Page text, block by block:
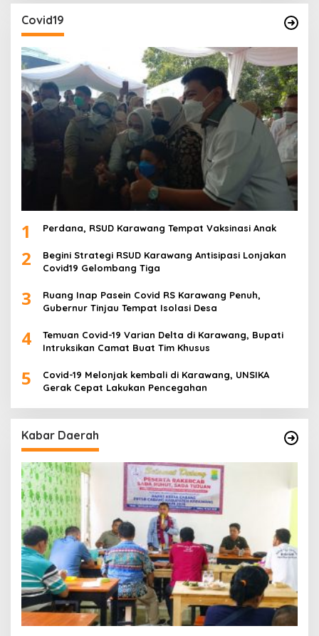
Covid19
1 Perdana, RSUD Karawang Tempat Vaksinasi Anak
2
Begini Strategi RSUD Karawang Antisipasi Lonjakan
Covid19 Gelombang Tiga
3
Ruang Inap Pasein Covid RS Karawang Penuh,
Gubernur Tinjau Tempat Isolasi Desa
4
Temuan Covid-19 Varian Delta di Karawang, Bupati
Intruksikan Camat Buat Tim Khusus
5
Covid-19 Melonjak kembali di Karawang, UNSIKA
Gerak Cepat Lakukan Pencegahan
Kabar Daerah